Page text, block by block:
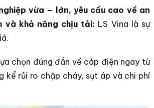
vừa – lớn, yêu cầu cao về an
và khả năng chịu tải: LS Vina là sự
chọn đúng đắn về cáp điện ngay từ
kể rủi ro chập cháy, sụt áp và chi phí